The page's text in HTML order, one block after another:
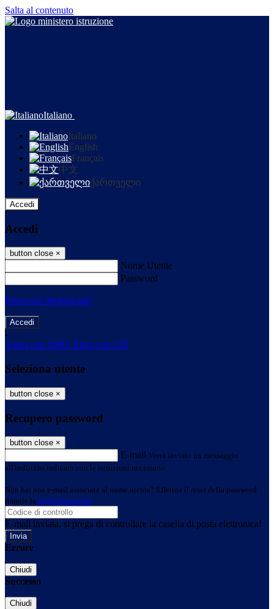
Salta al contenuto
Italiano
Italiano
English
Français
中文
ქართველი
Accedi
Accedi
button close ×
Nome Utente
Password
Password dimenticata?
-
Entra con SPID Entra con CIE
Seleziona utente
button close ×
Recupero password
button close ×
E-mail Verrà inviato un messaggio
all'indirizzo indicato con le istruzioni necessarie.
Non hai una e-mail associata al nome utente? Effettua il reset della password
tramite la Login Spaggiari
E-mail inviata, si prega di controllare la casella di posta elettronica!
Errore
Chiudi
Successo
Chiudi